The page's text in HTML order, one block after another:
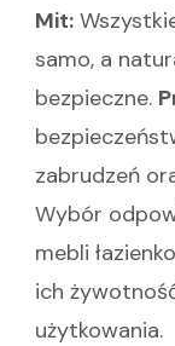
Mit:
samo, a
bezpieczne.
zabrudzeń
Wybór
mebli
ich
użytkowania.